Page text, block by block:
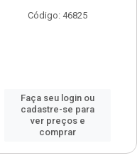
Código: 46825
Faça seu login ou
cadastre-se para
ver preços e
comprar